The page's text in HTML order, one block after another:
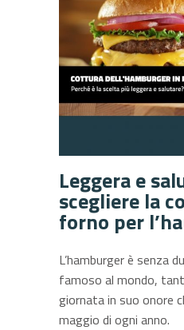
Leggera e
scegliere la
forno per
L’hamburger è senza
famoso al mondo,
giornata in suo onore
maggio di ogni anno.